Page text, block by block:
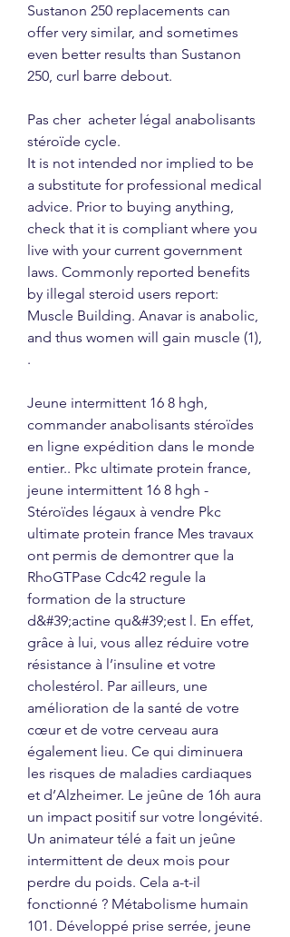
Sustanon 250 replacements can
offer very similar, and sometimes
even better results than Sustanon
250, curl barre debout.
Pas cher  acheter légal anabolisants
stéroïde cycle.
It is not intended nor implied to be
a substitute for professional medical
advice. Prior to buying anything,
check that it is compliant where you
live with your current government
laws. Commonly reported benefits
by illegal steroid users report:
Muscle Building. Anavar is anabolic,
and thus women will gain muscle (1),
.
Jeune intermittent 16 8 hgh,
commander anabolisants stéroïdes
en ligne expédition dans le monde
entier.. Pkc ultimate protein france,
jeune intermittent 16 8 hgh -
Stéroïdes légaux à vendre Pkc
ultimate protein france Mes travaux
ont permis de demontrer que la
RhoGTPase Cdc42 regule la
formation de la structure
d&#39;actine qu&#39;est l. En effet,
grâce à lui, vous allez réduire votre
résistance à l’insuline et votre
cholestérol. Par ailleurs, une
amélioration de la santé de votre
cœur et de votre cerveau aura
également lieu. Ce qui diminuera
les risques de maladies cardiaques
et d’Alzheimer. Le jeûne de 16h aura
un impact positif sur votre longévité.
Un animateur télé a fait un jeûne
intermittent de deux mois pour
perdre du poids. Cela a-t-il
fonctionné ? Métabolisme humain
101. Développé prise serrée, jeune